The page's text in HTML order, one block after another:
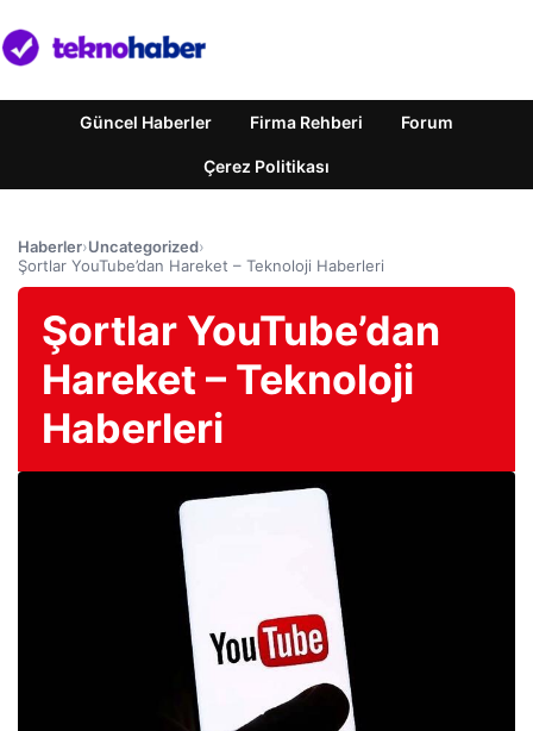
Güncel Haberler Firma Rehberi Forum
Çerez Politikası
Haberler›Uncategorized›
Şortlar YouTube’dan Hareket – Teknoloji Haberleri
Şortlar YouTube’dan
Hareket – Teknoloji
Haberleri